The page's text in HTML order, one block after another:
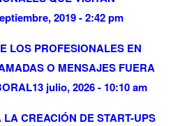
2019 - 2:42 pm
LOS PROFESIONALES EN
O MENSAJES FUERA
13 julio, 2026 - 10:10 am
CREACIÓN DE START-UPS